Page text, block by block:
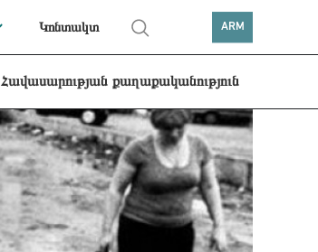
Կոնտակտ ARM
Հավասարության քաղաքականություն